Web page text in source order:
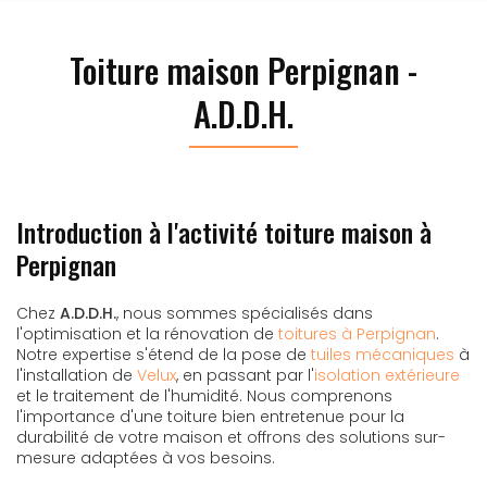
Toiture maison Perpignan -
A.D.D.H.
Introduction à l'activité toiture maison à
Perpignan
Chez A.D.D.H., nous sommes spécialisés dans
l'optimisation et la rénovation de toitures à Perpignan.
Notre expertise s'étend de la pose de tuiles mécaniques à
l'installation de Velux, en passant par l'isolation extérieure
et le traitement de l'humidité. Nous comprenons
l'importance d'une toiture bien entretenue pour la
durabilité de votre maison et offrons des solutions sur-
mesure adaptées à vos besoins.